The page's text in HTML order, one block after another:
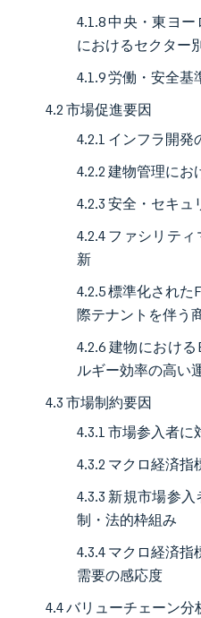
4.1.8 中央・東ヨ
におけるセクター
4.1.9 労働・安全
4.2 市場促進要因
4.2.1 インフラ開発
4.2.2 建物管理に
4.2.3 安全・セキュ
4.2.4 ファシリテ
新
4.2.5 標準化され
際テナントを伴う
4.2.6 建物におけ
ルギー効率の高い
4.3 市場制約要因
4.3.1 市場参入者
4.3.2 マクロ経済
4.3.3 新規市場参
制・法的枠組み
4.3.4 マクロ経済
需要の感応度
4.4 バリューチェーン分